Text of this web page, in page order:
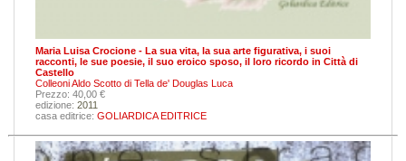
Maria Luisa Crocione - La sua vita, la sua arte figurativa, i suoi
racconti, le sue poesie, il suo eroico sposo, il loro ricordo in Città di
Castello
Colleoni Aldo Scotto di Tella de' Douglas Luca
Prezzo: 40,00 €
edizione: 2011
casa editrice: GOLIARDICA EDITRICE